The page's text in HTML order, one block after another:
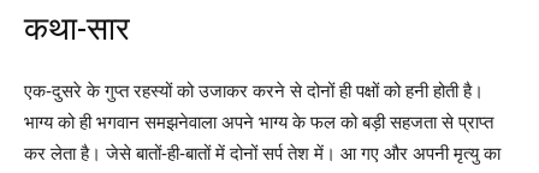
कथा-सार
एक-दुसरे के गुप्त रहस्यों को उजाकर करने से दोनों ही पक्षों को हनी होती है।
भाग्य को ही भगवान समझनेवाला अपने भाग्य के फल को बड़ी सहजता से प्राप्त
कर लेता है। जेसे बातों-ही-बातों में दोनों सर्प तेश में। आ गए और अपनी मृत्यु का